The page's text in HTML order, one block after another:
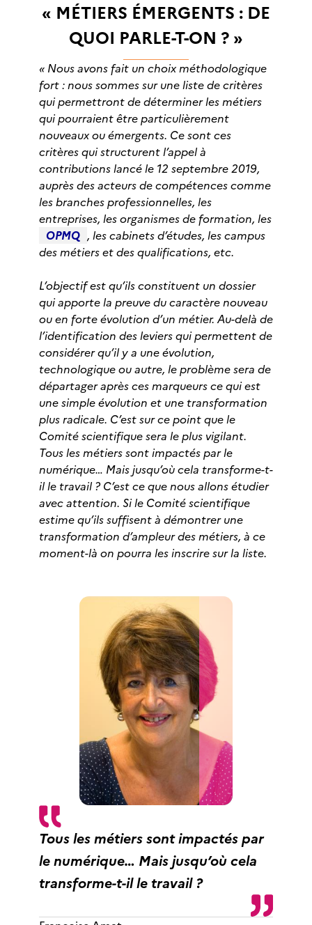
« MÉTIERS ÉMERGENTS : DE
QUOI PARLE-T-ON ? »
« Nous avons fait un choix méthodologique
fort : nous sommes sur une liste de critères
qui permettront de déterminer les métiers
qui pourraient être particulièrement
nouveaux ou émergents. Ce sont ces
critères qui structurent l’appel à
contributions lancé le 12 septembre 2019,
auprès des acteurs de compétences comme
les branches professionnelles, les
entreprises, les organismes de formation, les
OPMQ , les cabinets d’études, les campus
des métiers et des qualifications, etc.
L’objectif est qu’ils constituent un dossier
qui apporte la preuve du caractère nouveau
ou en forte évolution d’un métier. Au-delà de
l’identification des leviers qui permettent de
considérer qu’il y a une évolution,
technologique ou autre, le problème sera de
départager après ces marqueurs ce qui est
une simple évolution et une transformation
plus radicale. C’est sur ce point que le
Comité scientifique sera le plus vigilant.
Tous les métiers sont impactés par le
numérique… Mais jusqu’où cela transforme-t-
il le travail ? C’est ce que nous allons étudier
avec attention. Si le Comité scientifique
estime qu’ils suffisent à démontrer une
transformation d’ampleur des métiers, à ce
moment-là on pourra les inscrire sur la liste.
Tous les métiers sont impactés par
le numérique… Mais jusqu’où cela
transforme-t-il le travail ?